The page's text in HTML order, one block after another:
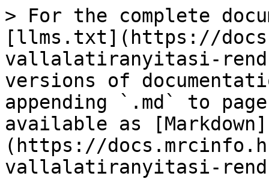
> For the complete
[llms.txt](https://
vallalatiranyitasi-
versions of
appending `.md` to
available as [Markdown]
(https://
vallalatiranyitasi-